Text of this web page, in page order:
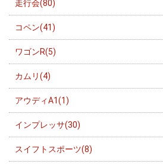
走行会(80)
コペン(41)
ワゴンR(5)
カムリ(4)
アウディA1(1)
インプレッサ(30)
スイフトスポーツ(8)